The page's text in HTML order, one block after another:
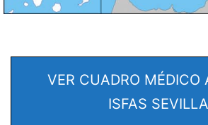
VER CUADRO MÉDICO
ISFAS SEVILLA